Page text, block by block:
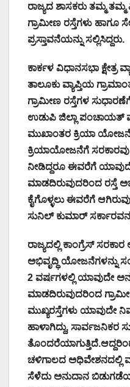
ರಾಜ್ಯದ ಶಾಸಕರು ತಮ್ಮ ತಮ್ಮ
ಗ್ರಾಮೀಣ ರಸ್ತೆಗಳು ಹಾಗೂ
ಪ್ರಸ್ತಾವನೆಯನ್ನು ಸಲ್ಲಿಸಿದ್ದರು.
ಕಾರ್ಕಳ ವಿಧಾನಸಭಾ ಕ್ಷೇತ್ರ
ತಾಲೂಕು ವ್ಯಾಪ್ತಿಯ
ಗ್ರಾಮೀಣ ರಸ್ತೆಗಳ
ಉಡುಪಿ ಜಿಲ್ಲಾ ಪಂಚಾಯತ್
ಮುಖಾಂತರ ಕ್ರಿಯಾ
ಕ್ರಿಯಾಯೋಜನೆಗೆ
ನೀಡಿದ್ದರೂ ಈವರೆಗೆ
ಮಾಡದಿರುವುದರಿಂದ ರಸ್ತೆ
ಕೈಗೊಳ್ಳಲು ಈವರೆಗೆ
ಸುನಿಲ್ ಕುಮಾರ್
ರಾಜ್ಯದಲ್ಲಿ ಕಾಂಗ್ರೆಸ್
ಅಭಿವೃದ್ಧಿ ಯೋಜನೆಗಳನ್ನು
2 ವರ್ಷಗಳಲ್ಲಿ ಯಾವುದೇ
ಮಾಡದಿರುವುದರಿಂದ
ಮುಖ್ಯರಸ್ತೆಗಳು ಯಾವುದೇ
ಹಾಳಾಗಿದ್ದು, ಸಾರ್ವಜನಿಕರ
ಚಳಿಗಾಲದ ಅಧಿವೇಶನದಲ್ಲಿ
ಸೆಳೆದು ಅನುದಾನ